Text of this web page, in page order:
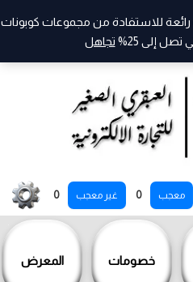
معجب 0 غير معجب 0
خصومات المعرض
للاستفادة من مجموعات كوبونات
إلى 25%
تجاهل